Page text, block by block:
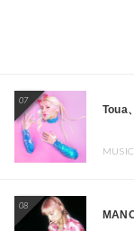
07
Toua
MUSIC
08